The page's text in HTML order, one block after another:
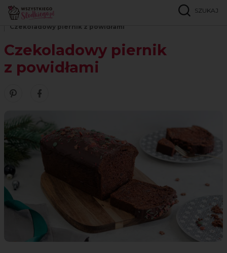
SZUKAJ
Strona główna
Czekoladowy piernik z powidłami
Czekoladowy piernik
z powidłami
Zobacz nasze piny w serwisie Pinterest
Udostępnij ten przepis w serwisie Facebook